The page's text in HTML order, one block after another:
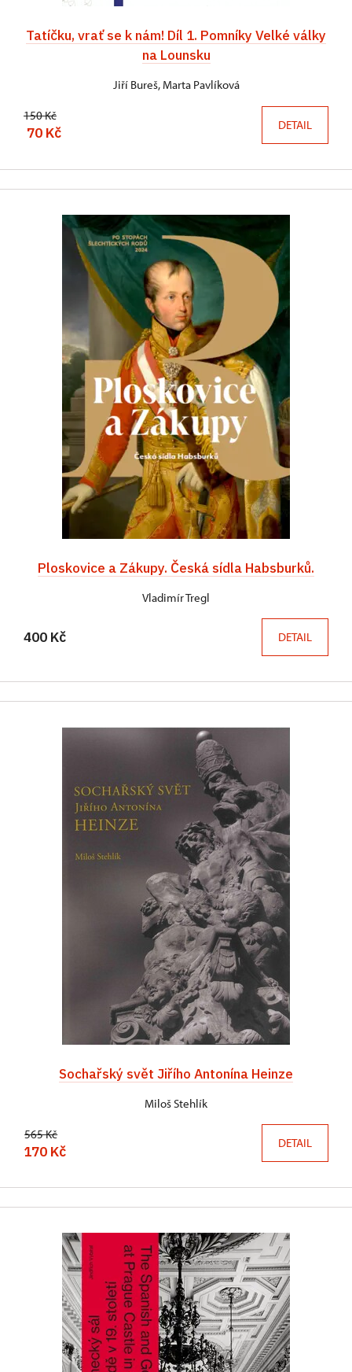
Tatíčku, vrať se k nám! Díl 1. Pomníky Velké války
na Lounsku
Jiří Bureš, Marta Pavlíková
150 Kč
70 Kč DETAIL
Ploskovice a Zákupy. Česká sídla Habsburků.
Vladimír Tregl
400 Kč DETAIL
Sochařský svět Jiřího Antonína Heinze
Miloš Stehlík
565 Kč
170 Kč DETAIL